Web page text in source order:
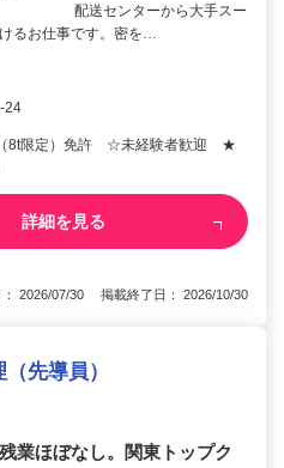
ーから大手スー
るお仕事です。密を…
24
（8t限定）免許 ☆未経験者歓迎 ★
詳細を見る
： 2026/07/30 掲載終了日： 2026/10/30
先導員）
業ほぼなし。関東トップク